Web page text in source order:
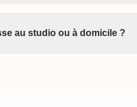
au studio ou à domicile ?